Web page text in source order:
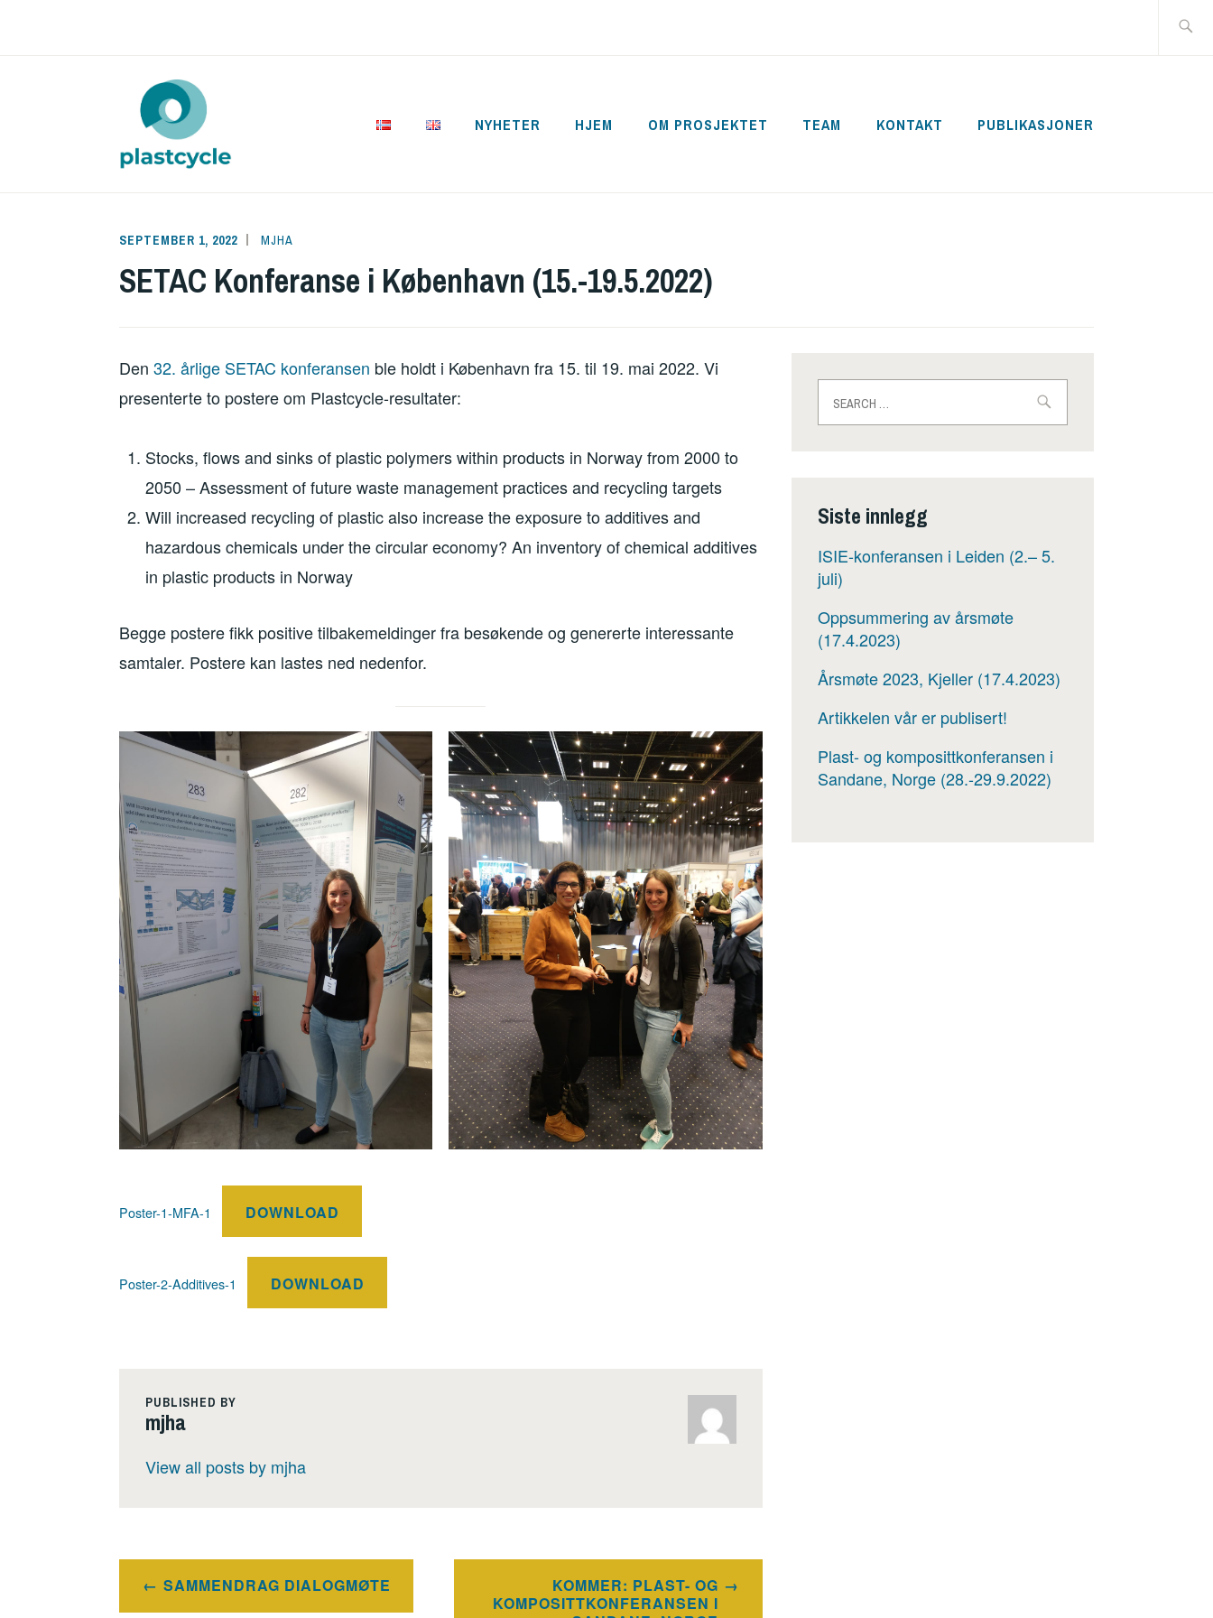
NYHETER HJEM OM PROSJEKTET TEAM KONTAKT PUBLIKASJONER
SEPTEMBER 1, 2022 MJHA
SETAC Konferanse i København (15.-19.5.2022)
Den 32. årlige SETAC konferansen ble holdt i København fra 15. til 19. mai 2022. Vi
presenterte to postere om Plastcycle-resultater:
Stocks, flows and sinks of plastic polymers within products in Norway from 2000 to
2050 – Assessment of future waste management practices and recycling targets
Will increased recycling of plastic also increase the exposure to additives and
hazardous chemicals under the circular economy? An inventory of chemical additives
in plastic products in Norway
Begge postere fikk positive tilbakemeldinger fra besøkende og genererte interessante
samtaler. Postere kan lastes ned nedenfor.
Poster-1-MFA-1 DOWNLOAD
Poster-2-Additives-1 DOWNLOAD
PUBLISHED BY
mjha
View all posts by mjha
Innleggsnavigasjon
SAMMENDRAG DIALOGMØTE
KOMMER: PLAST- OG
KOMPOSITTKONFERANSEN I
for:
Siste innlegg
ISIE-konferansen i Leiden (2.– 5.
juli)
Oppsummering av årsmøte
(17.4.2023)
Årsmøte 2023, Kjeller (17.4.2023)
Artikkelen vår er publisert!
Plast- og komposittkonferansen i
Sandane, Norge (28.-29.9.2022)